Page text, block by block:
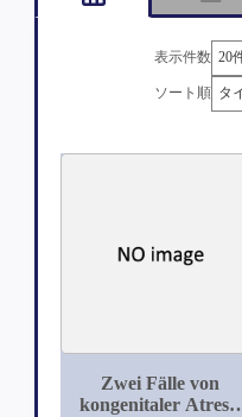
表示件数
ソート順
Zwei Fälle von
kongenitaler Atresie